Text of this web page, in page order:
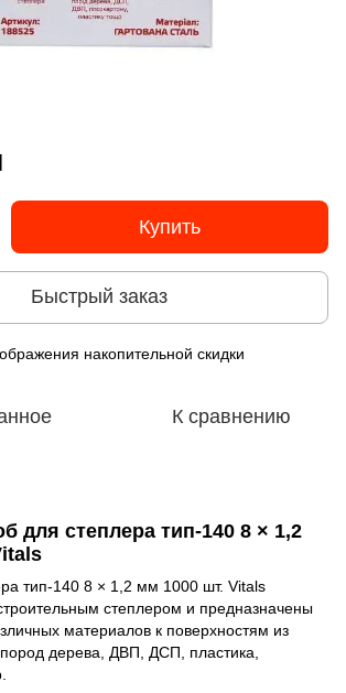
Купить
Быстрый заказ
накопительной скидки
К сравнению
для степлера тип-140 8 × 1,2
тип-140 8 × 1,2 мм 1000 шт. Vitals
степлером и предназначены
материалов к поверхностям из
дерева, ДВП, ДСП, пластика,